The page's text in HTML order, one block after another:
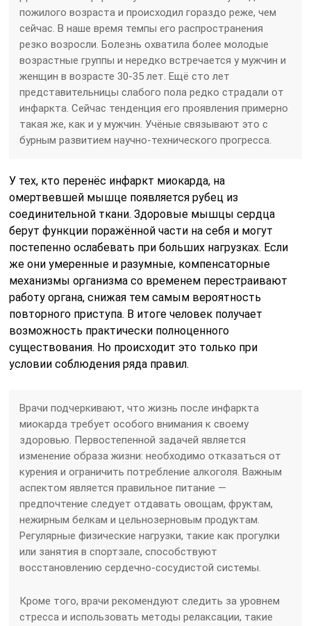
пожилого возраста и происходил гораздо реже, чем
сейчас. В наше время темпы его распространения
резко возросли. Болезнь охватила более молодые
возрастные группы и нередко встречается у мужчин и
женщин в возрасте 30-35 лет. Ещё сто лет
представительницы слабого пола редко страдали от
инфаркта. Сейчас тенденция его проявления примерно
такая же, как и у мужчин. Учёные связывают это с
бурным развитием научно-технического прогресса.
У тех, кто перенёс инфаркт миокарда, на
омертвевшей мышце появляется рубец из
соединительной ткани. Здоровые мышцы сердца
берут функции поражённой части на себя и могут
постепенно ослабевать при больших нагрузках. Если
же они умеренные и разумные, компенсаторные
механизмы организма со временем перестраивают
работу органа, снижая тем самым вероятность
повторного приступа. В итоге человек получает
возможность практически полноценного
существования. Но происходит это только при
условии соблюдения ряда правил.
Врачи подчеркивают, что жизнь после инфаркта
миокарда требует особого внимания к своему
здоровью. Первостепенной задачей является
изменение образа жизни: необходимо отказаться от
курения и ограничить потребление алкоголя. Важным
аспектом является правильное питание —
предпочтение следует отдавать овощам, фруктам,
нежирным белкам и цельнозерновым продуктам.
Регулярные физические нагрузки, такие как прогулки
или занятия в спортзале, способствуют
восстановлению сердечно-сосудистой системы.
Кроме того, врачи рекомендуют следить за уровнем
стресса и использовать методы релаксации, такие